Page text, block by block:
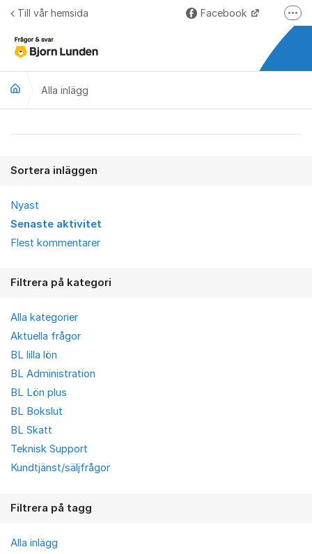
Hoppa till innehåll
Till vår hemsida Facebook
Alla inlägg
Sortera inläggen
Nyast
Senaste aktivitet
Flest kommentarer
Filtrera på kategori
Alla kategorier
Aktuella frågor
BL lilla lön
BL Administration
BL Lön plus
BL Bokslut
BL Skatt
Teknisk Support
Kundtjänst/säljfrågor
Filtrera på tagg
Alla inlägg